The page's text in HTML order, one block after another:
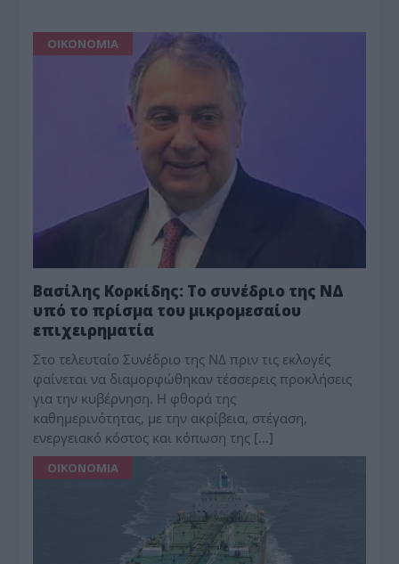
ΟΙΚΟΝΟΜΙΑ
Βασίλης Κορκίδης: Το συνέδριο της ΝΔ
υπό το πρίσμα του μικρομεσαίου
επιχειρηματία
Στο τελευταίο Συνέδριο της ΝΔ πριν τις εκλογές
φαίνεται να διαμορφώθηκαν τέσσερεις προκλήσεις
για την κυβέρνηση. Η φθορά της
καθημερινότητας, με την ακρίβεια, στέγαση,
ενεργειακό κόστος και κόπωση της […]
ΟΙΚΟΝΟΜΙΑ